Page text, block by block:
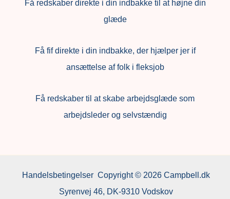
Få redskaber direkte i din indbakke til at højne din
glæde
Få fif direkte i din indbakke, der hjælper jer if
ansættelse af folk i fleksjob
Få redskaber til at skabe arbejdsglæde som
arbejdsleder og selvstændig
Handelsbetingelser Copyright © 2026 Campbell.dk
Syrenvej 46, DK-9310 Vodskov